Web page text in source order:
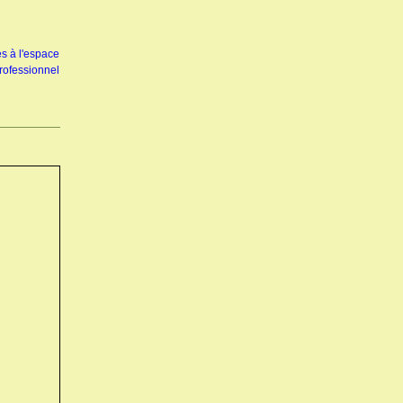
à l'espace